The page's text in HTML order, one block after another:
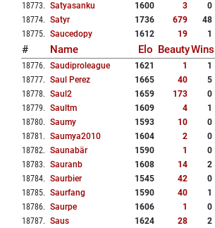
18773. Satyasanku 1600 3
0
18774. Satyr 1736 679
48
18775. Saucedopy 1612 19 1
# Name Elo BeautyWins
18776. Saudiproleague 1621 1
1
18777. Saul Perez 1665 40
5
18778. Saul2 1659 173
0
18779. Saultm 1609 4
1
18780. Saumy 1593 10
0
18781 . Saumya2010 1604 2
0
18782. Saunabär 1590 1
0
18783. Sauranb 1608 14
2
18784. Saurbier 1545 42
0
18785. Saurfang 1590 40
1
18786. Saurpe 1606 1
0
18787. Saus 1624 28
2